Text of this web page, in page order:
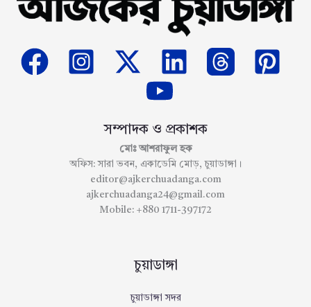
সম্পাদক ও প্রকাশক
মোঃ আশরাফুল হক
অফিস: সারা ভবন, একাডেমি মোড়, চুয়াডাঙ্গা।
editor@ajkerchuadanga.com
ajkerchuadanga24@gmail.com
Mobile: +880 1711-397172
চুয়াডাঙ্গা
চুয়াডাঙ্গা সদর